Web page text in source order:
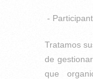
-
Tratamos
de
que